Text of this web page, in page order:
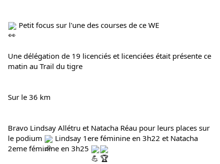
Petit focus sur l'une des courses de ce WE
Une délégation de 19 licenciés et licenciées était présente ce
matin au Trail du tigre
Sur le 36 km
Bravo Lindsay Allétru et Natacha Réau pour leurs places sur
le podium
Lindsay 1ere féminine en 3h22 et Natacha
2eme féminine en 3h25